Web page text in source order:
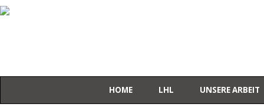
HOME LHL UNSERE ARBEIT